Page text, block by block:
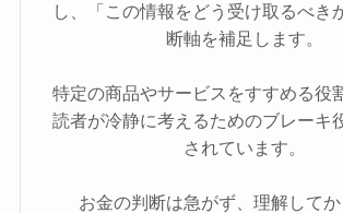
し、「この情報をどう受け取るべき
断軸を補足します。
特定の商品やサービスをすすめる役
読者が冷静に考えるためのブレーキ
されています。
お金の判断は急がず、理解してか